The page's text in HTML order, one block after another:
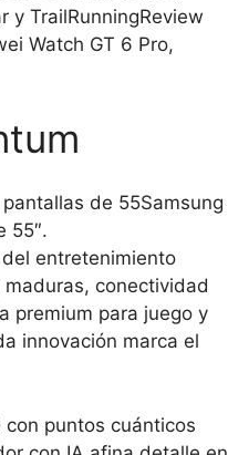
y TrailRunningReview
Watch GT 6 Pro,
Samsung
55″.
del entretenimiento
conectividad
premium para juego y
innovación marca el
con puntos cuánticos